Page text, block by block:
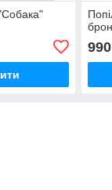
990